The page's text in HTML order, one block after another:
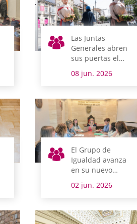
Las Juntas
Generales abren
sus puertas el
visitas gratuitas,
gusto, oferta
turística y
animación
callejera
08 jun. 2026
El Grupo de
Igualdad avanza
en su nuevo
documento de
trabajo
02 jun. 2026